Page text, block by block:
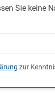
Sie keine
zur